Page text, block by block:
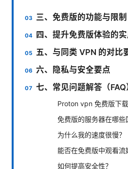
三、免费版的功能与限制
四、提升免费版体验的
五、与同类 VPN 的对比
六、隐私与安全要点
七、常见问题解答（FAQ
Proton vpn 免费版下
免费版的服务器在哪些
为什么我的速度很慢？
能否在免费版中观看流
如何提高安全性？